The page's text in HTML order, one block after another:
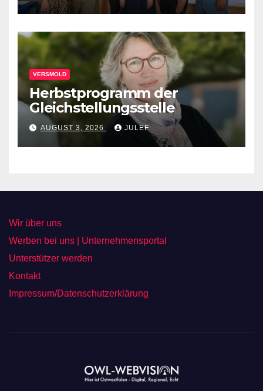
VERSMOLD
Herbstprogramm der
Gleichstellungsstelle
AUGUST 3, 2026 JULEF
Wir über uns
Werben bei uns | Unternehmensportal
Unterstützer werden
Kontakt
Impressum/Datenschutzerklärung